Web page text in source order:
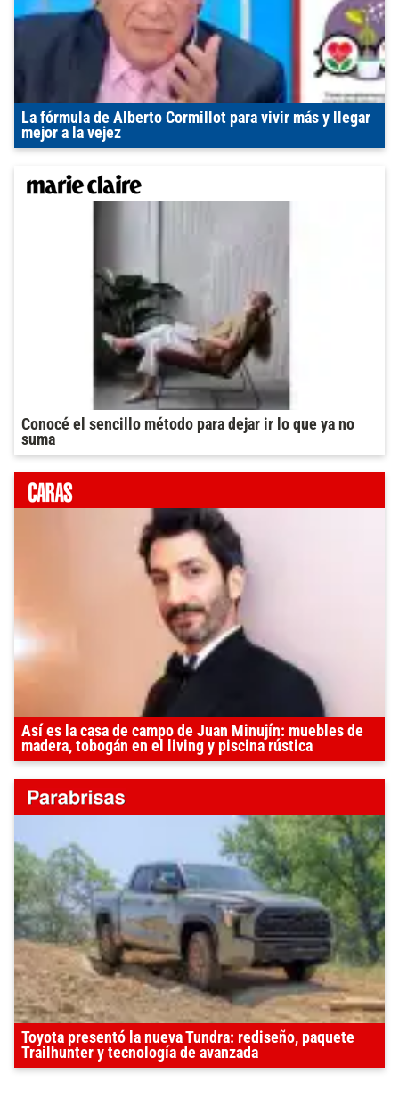
La fórmula de Alberto Cormillot para vivir más y llegar
mejor a la vejez
Conocé el sencillo método para dejar ir lo que ya no
suma
Así es la casa de campo de Juan Minujín: muebles de
madera, tobogán en el living y piscina rústica
Toyota presentó la nueva Tundra: rediseño, paquete
Trailhunter y tecnología de avanzada